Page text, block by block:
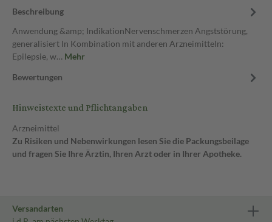
Beschreibung
Anwendung &amp; IndikationNervenschmerzen Angststörung,
generalisiert In Kombination mit anderen Arzneimitteln:
Epilepsie, w… Mehr
Bewertungen
Hinweistexte und Pflichtangaben
Arzneimittel
Zu Risiken und Nebenwirkungen lesen Sie die Packungsbeilage
und fragen Sie Ihre Ärztin, Ihren Arzt oder in Ihrer Apotheke.
Versandarten